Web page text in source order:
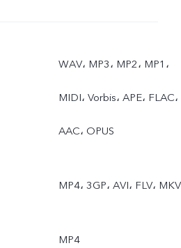
AR، فيديوهات مدونات
WAV، MP3، MP2، MP1،
MIDI، Vorbis، APE، FLAC،
AAC، OPUS
MP4، 3GP، AVI، FLV، MKV
MP4